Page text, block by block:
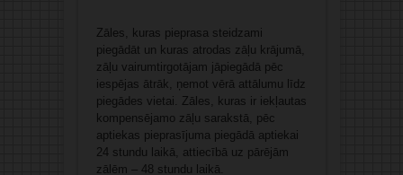
Zāles, kuras pieprasa steidzami
piegādāt un kuras atrodas zāļu krājumā,
zāļu vairumtirgotājam jāpiegādā pēc
iespējas ātrāk, ņemot vērā attālumu līdz
piegādes vietai. Zāles, kuras ir iekļautas
kompensējamo zāļu sarakstā, pēc
aptiekas pieprasījuma piegādā aptiekai
24 stundu laikā, attiecībā uz pārējām
zālēm – 48 stundu laikā.